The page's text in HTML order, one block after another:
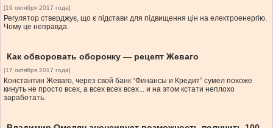
[19 октября 2017 года]
Регулятор стверджує, що є підстави для підвищення цін на електроенергію.
Чому це неправда.
Как обворовать оборонку — рецепт Жеваго
[17 октября 2017 года]
Константин Жеваго, через свой банк “Финансы и Кредит” сумел похоже
кинуть не просто всех, а всех всех всех... и на этом кстати неплохо
заработать.